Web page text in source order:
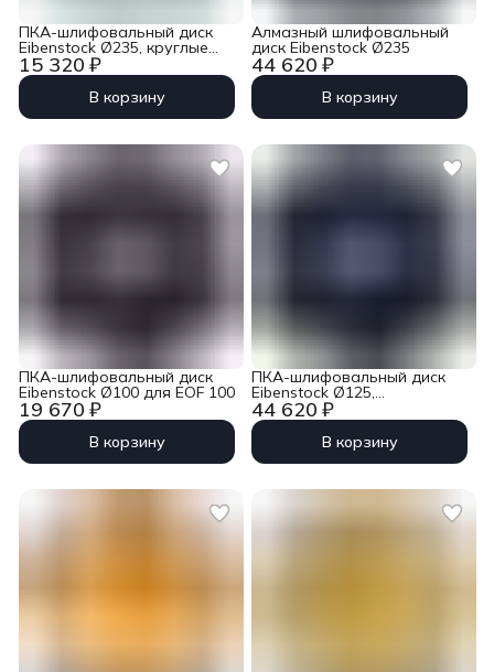
15 320 ₽
ПКА-шлифовальный диск
Eibenstock Ø235, круглые
сегменты
В корзину
44 620 ₽
Алмазный шлифовальный
диск Eibenstock Ø235
В корзину
19 670 ₽
ПКА-шлифовальный диск
Eibenstock Ø100 для EOF 100
В корзину
44 620 ₽
ПКА-шлифовальный диск
Eibenstock Ø125,
выступающие сегменты
В корзину